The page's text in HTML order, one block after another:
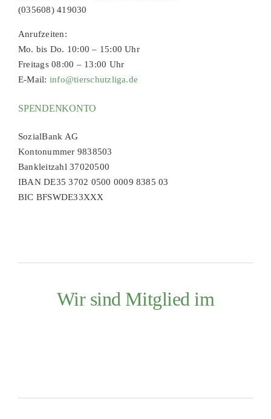
(035608) 419030
Anrufzeiten:
Mo. bis Do. 10:00 – 15:00 Uhr
Freitags 08:00 – 13:00 Uhr
E-Mail: info@tierschutzliga.de
SPENDENKONTO
SozialBank AG
Kontonummer 9838503
Bankleitzahl 37020500
IBAN DE35 3702 0500 0009 8385 03
BIC BFSWDE33XXX
Wir sind Mitglied im